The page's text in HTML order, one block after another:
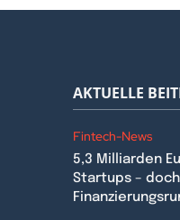
AKTUELLE
Fintech-News
5,3 Milliarden
Startups –